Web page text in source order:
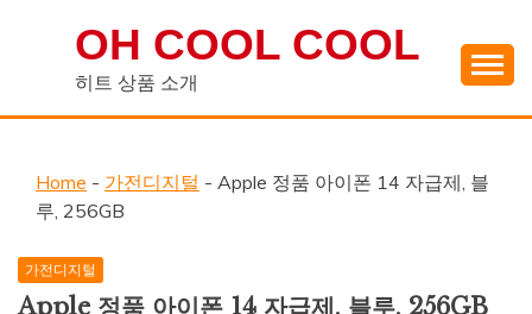
OH COOL COOL
히트 상품 소개
Home - 가전디지털 - Apple 정품 아이폰 14 자급제, 블
루, 256GB
가전디지털
Apple 정품 아이폰 14 자급제, 블루, 256GB